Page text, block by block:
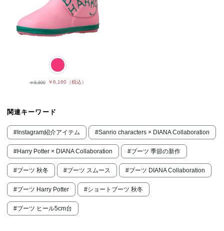
￥8,800 ￥6,160（税込）
関連キーワード
#Instagram紹介アイテム #Sanrio characters × DIANA Collaboration
#Harry Potter × DIANA Collaboration #ブーツ 季節の新作
#ブーツ 秋冬 #ブーツ スムース #ブーツ DIANA Collaboration
#ブーツ Harry Potter #ショートブーツ 秋冬
#ブーツ ヒール5cm台